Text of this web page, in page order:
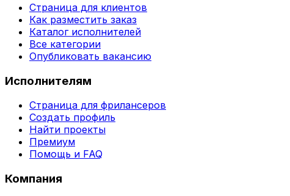
Страница для клиентов
Как разместить заказ
Каталог исполнителей
Все категории
Опубликовать вакансию
Исполнителям
Страница для фрилансеров
Создать профиль
Найти проекты
Премиум
Помощь и FAQ
Компания